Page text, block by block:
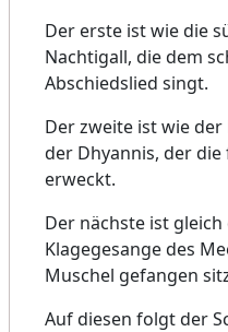
Der erste ist wie die
Nachtigall, die dem
Abschiedslied singt.
Der zweite ist wie der
der Dhyannis, der
erweckt.
Der nächste ist
Klagegesange des
Muschel gefangen
Auf diesen folgt der